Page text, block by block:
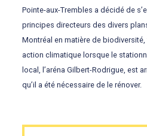
Pointe-aux-Trembles a décidé de
principes directeurs des divers
Montréal en matière de
action climatique lorsque le
local, l’aréna Gilbert-Rodrigue, est
qu’il a été nécessaire de le rénover.